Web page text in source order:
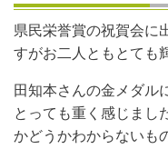
県民栄誉賞の祝賀会に
すがお二人ともとても
田知本さんの金メダル
とっても重く感じまし
かどうかわからないも